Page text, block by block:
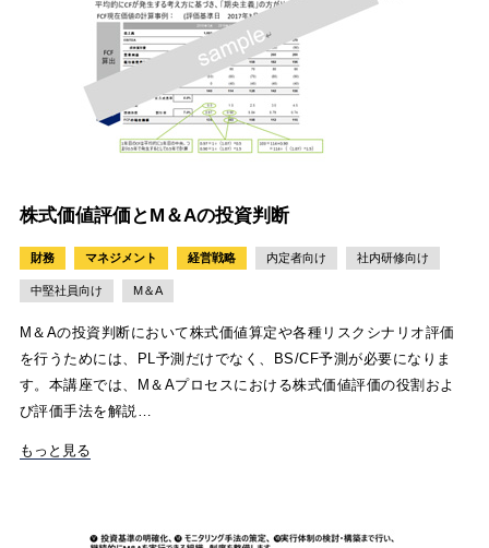
株式価値評価とM＆Aの投資判断
財務 マネジメント 経営戦略 内定者向け 社内研修向け
中堅社員向け M＆A
M＆Aの投資判断において株式価値算定や各種リスクシナリオ評価
を行うためには、PL予測だけでなく、BS/CF予測が必要になりま
す。本講座では、M＆Aプロセスにおける株式価値評価の役割およ
び評価手法を解説…
もっと見る